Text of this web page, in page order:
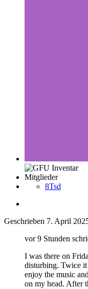
Mitglieder
8Tsd
Geschrieben 7. April
vor 9 Stunden
I was there on
disturbing. Twice
enjoy the music
on my head. After